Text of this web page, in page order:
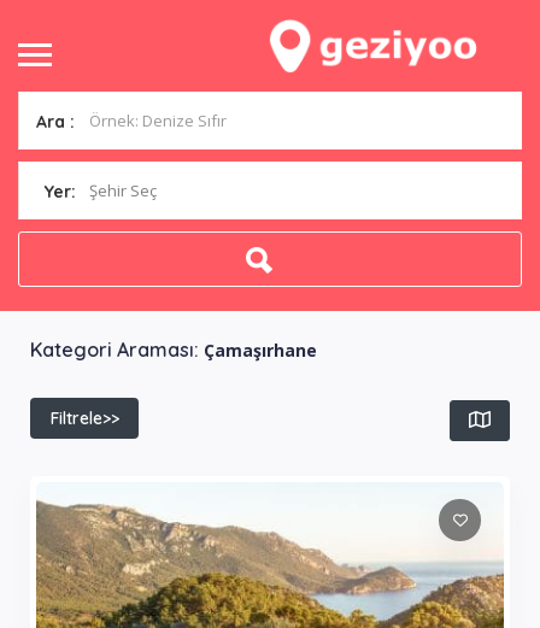
Ara :
Yer: Şehir Seç
Kategori Araması: Çamaşırhane
Filtrele>>